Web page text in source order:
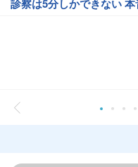
診察は5分しかできない 本